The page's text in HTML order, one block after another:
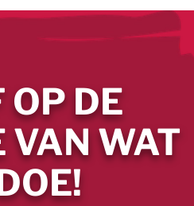
OP DE
VAN WAT